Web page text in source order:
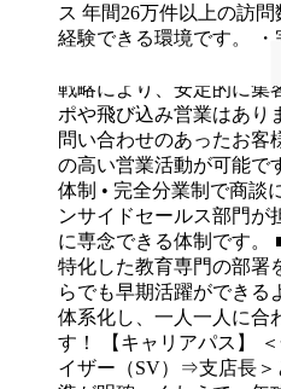
ス 年間26万件以上の訪問
経験できる環境です。
戦略により、安定的に集
ポや飛び込み営業はあり
問い合わせのあったお客
の高い営業活動が可能で
体制 • 完全分業制で商談
ンサイドセールス部門が
に専念できる体制です。
特化した教育専門の部署
らでも早期活躍ができる
体系化し、一人一人に合
す！
【キャリアパス】
イザー（SV）⇒支店長＞